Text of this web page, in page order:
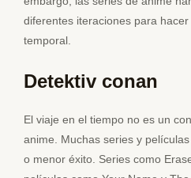
diferentes iteraciones para
temporal.
Detektiv conan
El viaje en el tiempo no es un
anime. Muchas series y
o menor éxito. Series como